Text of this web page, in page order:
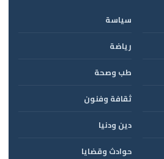
سياسة
رياضة
طب وصحة
ثقافة وفنون
دين ودنيا
حوادث وقضايا